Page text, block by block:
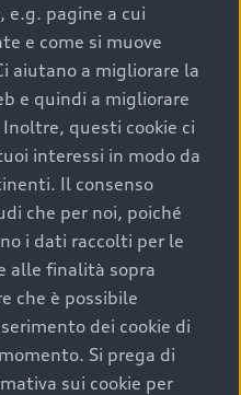
e.g. pagine a cui
e come si muove
aiutano a migliorare la
e quindi a migliorare
questi cookie ci
interessi in modo da
Il consenso
che per noi, poiché
i dati raccolti per le
alle finalità sopra
che è possibile
dei cookie di
Si prega di
sui cookie per